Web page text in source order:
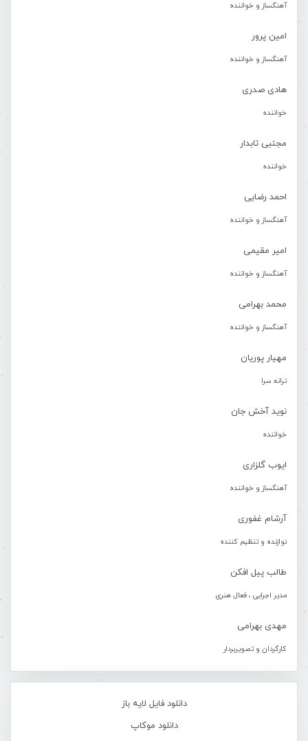
آهنگساز و خواننده
امین پرور
آهنگساز و خواننده
هادی صدری
خواننده
مجتبی تابدار
خواننده
احمد رضایی
آهنگساز و خواننده
امیر مقیمی
آهنگساز و خواننده
محمد بهرامی
آهنگساز و خواننده
مهیار پوریان
ترانه سرا
نوید آخش جان
خواننده
ایوب گلزاری
آهنگساز و خواننده
آرشام غفوری
نوازنده و تنظیم کننده
طالب پیل افکن
مدیر اجرایی ، فعال هنری
مهدی بهرامی
کارگردان و تصویربردار
دانلود فایل لایه باز
دانلود موکاپ